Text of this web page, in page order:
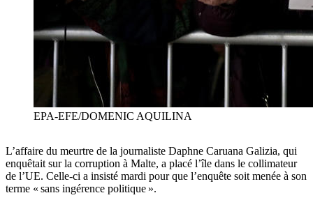
EPA-EFE/DOMENIC AQUILINA
L’affaire du meurtre de la journaliste Daphne Caruana Galizia, qui
enquêtait sur la corruption à Malte, a placé l’île dans le collimateur
de l’UE. Celle-ci a insisté mardi pour que l’enquête soit menée à son
terme « sans ingérence politique ».